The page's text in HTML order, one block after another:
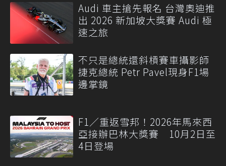
Audi 車主搶先報名 台灣奧迪推
出 2026 新加坡大獎賽 Audi 極
速之旅
不只是總統還斜槓賽車攝影師
捷克總統 Petr Pavel現身F1場
邊掌鏡
F1／重返雪邦！2026年馬來西
亞接辦巴林大獎賽 10月2日至
4日登場